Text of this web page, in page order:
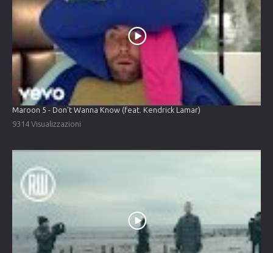
Maroon 5 - Don't Wanna Know (feat. Kendrick Lamar)
9314 Visualizzazioni